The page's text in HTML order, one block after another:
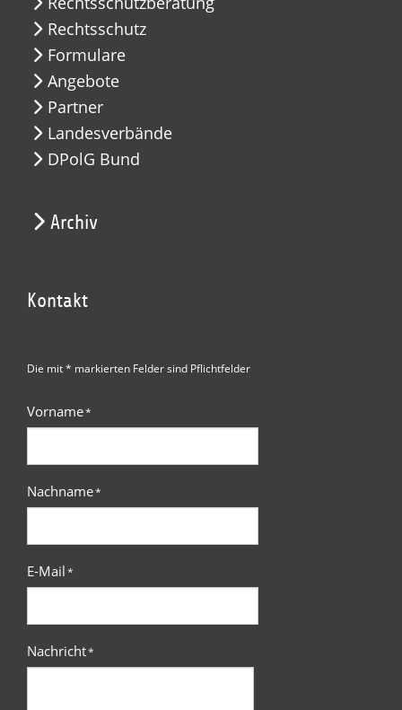
Rechtsschutz
Formulare
Angebote
Partner
Landesverbände
DPolG Bund
Archiv
Kontakt
Die mit * markierten Felder sind Pflichtfelder
Vorname*
Nachname*
E-Mail*
Nachricht*